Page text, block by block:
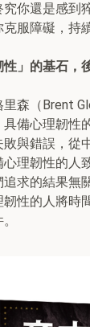
你還是感到
服障礙，持
性」的基石，
森（Brent
具備心理韌性
與錯誤，從
心理韌性的人
求的結果無
韌性的人將時